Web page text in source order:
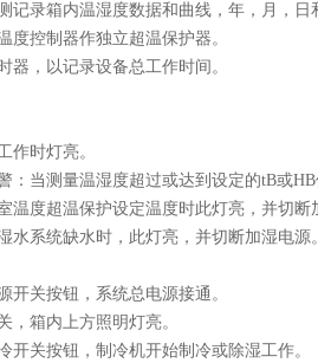
记录箱内温湿度数据和曲线，年，月，日
度控制器作独立超温保护器。
器，以记录设备总工作时间。
作时灯亮。
：当测量温湿度超过或达到设定的tB或
温度超温保护设定温度时此灯亮，并切断
水系统缺水时，此灯亮，并切断加湿电源。
开关按钮，系统总电源接通。
，箱内上方照明灯亮。
开关按钮，制冷机开始制冷或除湿工作。